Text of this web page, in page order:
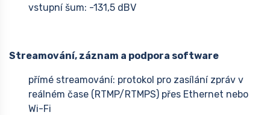
vstupní šum: -131,5 dBV
Streamování, záznam a podpora software
přímé streamování: protokol pro zasílání zpráv v
reálném čase (RTMP/RTMPS) přes Ethernet nebo
Wi-Fi